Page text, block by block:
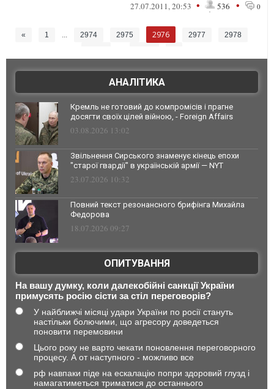
27.07.2011, 20:53 • 536 • 0
« 1 ... 2974 2975 2976 2977
2978
АНАЛІТИКА
Кремль не готовий до компромісів і прагне
досягти своїх цілей війною, - Foreign Affairs
03.08.2026 13:02
Звільнення Сирського знаменує кінець епохи
"старої гвардії" в українській армії — NYT
23.07.2026 10:32
Повний текст резонансного брифінга Михайла
Федорова
18.07.2026 09:27
ОПИТУВАННЯ
На вашу думку, коли далекобійні санкції України
примусять росію сісти за стіл переговорів?
У найближчі місяці удари України по росії стануть
настільки болючими, що агресору доведеться
поновити перемовини
Цього року не варто чекати поновлення переговорного
процесу. А от наступного - можливо все
рф навпаки піде на ескалацію попри здоровий глузд і
намагатиметься триматися до останнього